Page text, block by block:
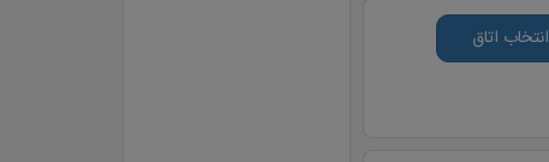
انتخاب اتاق